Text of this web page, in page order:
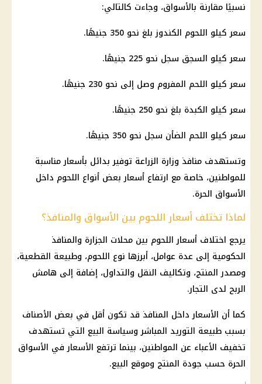
نسبيًا مقارنة بالأسواق، وجاءت كالتالي:
سعر كيلو اللحوم الكندوز بلغ نحو 350 جنيهًا.
سعر كيلو السجق سجل نحو 225 جنيهًا.
سعر كيلو اللحم المفروم وصل إلى نحو 230 جنيهًا.
سعر كيلو الكبدة بلغ نحو 250 جنيهًا.
سعر كيلو اللحم الضأن سجل نحو 350 جنيهًا.
وتستهدف منافذ وزارة الزراعة توفير بدائل بأسعار مناسبة
للمواطنين، خاصة مع ارتفاع أسعار بعض أنواع اللحوم داخل
الأسواق الحرة.
لماذا تختلف أسعار اللحوم بين الأسواق والمنافذ؟
يرجع اختلاف أسعار اللحوم بين محلات الجزارة والمنافذ
الحكومية إلى عدة عوامل، أبرزها نوع اللحوم، وطبيعة القطعية،
ومصدر المنتج، وتكاليف النقل والتداول، إضافة إلى هامش
الربح لدى التجار.
كما أن الأسعار داخل المنافذ قد تكون أقل في بعض الأصناف
بسبب طبيعة التوريد المباشر وسياسة البيع التي تستهدف
تخفيف الأعباء عن المواطنين، بينما ترتفع الأسعار في الأسواق
الحرة حسب جودة المنتج وموقع البيع.